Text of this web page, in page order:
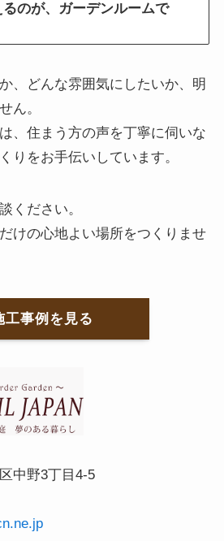
のが、ガーデンルームで
、どんな雰囲気にしたいか、明
ん。
、住まう方の声を丁寧に伺いな
りをお手伝いしています。
ください。
けの心地よい場所をつくりませ
工事例を見る
中野3丁目4-5